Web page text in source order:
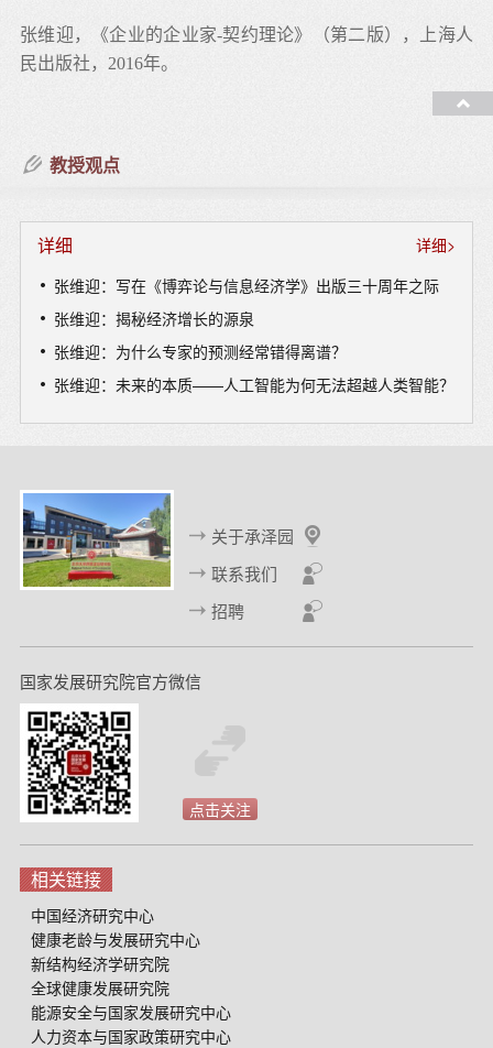
张维迎，《企业的企业家-契约理论》（第二版），上海人
民出版社，2016年。
张维迎，《理念的力量》，理想国/西北大学出版社，2015
张维迎，《企业理论与中国企业改革》（第三版），上海
人民出版社/世纪文景，2015年。
出版社，2014年。
上海人民出版社/世纪文景，2014年。
张维迎，《博弈与社会》，北京大学出版社，2013年。
张维迎，《什么改变中国》，中信出版社，2012年。
张维迎，《通往市场之路》，浙江大学出版社，2012年。
纪文景，2012年。
张维迎，《竞争力与企业成长》，北京大学出版社，2006
年。
张维迎，《价格、市场与企业家》，北京大学出版社，
2006 年。
张维迎，《信息、信任与法律》（第二版），三联书店，
2006 年。
张维迎，《大学的逻辑》（增订版），北京大学出版社，
2006 年。
教授观点
详细
详细>
张维迎：写在《博弈论与信息经济学》出版三十周年之际
张维迎：揭秘经济增长的源泉
张维迎：为什么专家的预测经常错得离谱？
张维迎：未来的本质——人工智能为何无法超越人类智能？
关于承泽园
联系我们
招聘
国家发展研究院官方微信
点击关注
相关链接
中国经济研究中心
健康老龄与发展研究中心
新结构经济学研究院
全球健康发展研究院
能源安全与国家发展研究中心
人力资本与国家政策研究中心